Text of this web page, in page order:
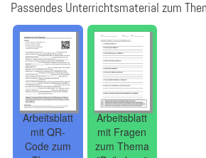
Passendes Unterrichtsmaterial zum
Arbeitsblatt
mit QR-
Code zum
Arbeitsblatt
mit Fragen
zum Thema